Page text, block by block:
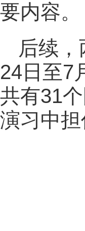
要内容。
后续
24日至7
共有31
演习中